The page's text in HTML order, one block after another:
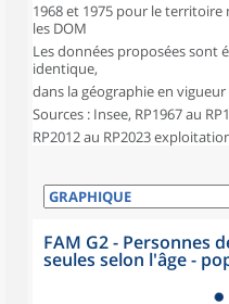
1968 et 1975 pour le
les DOM
Les données proposées sont
identique,
dans la géographie en
Sources : Insee, RP1967 au
RP2012 au RP2023
FAM G2 - Personnes
seules selon l'âge -